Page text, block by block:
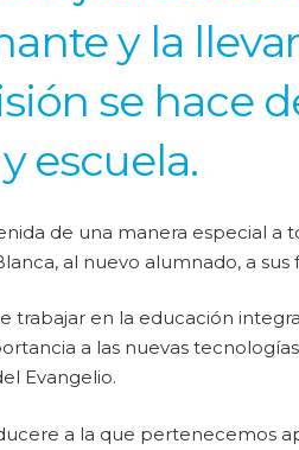
y la
se hace
escuela.
de una manera especial a
al nuevo alumnado, a
trabajar en la educación
a las nuevas
Evangelio.
a la que pertenecemos